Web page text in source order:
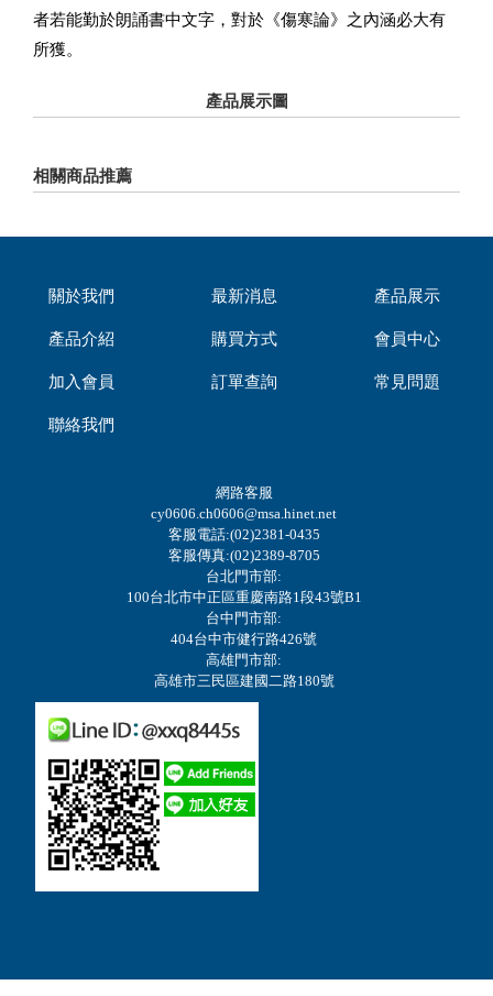
者若能勤於朗誦書中文字，對於《傷寒論》之內涵必大有
所獲。
產品展示圖
相關商品推薦
關於我們 最新消息 產品展示
產品介紹 購買方式 會員中心
加入會員 訂單查詢 常見問題
聯絡我們
網路客服
cy0606.ch0606@msa.hinet.net
客服電話:(02)2381-0435
客服傳真:(02)2389-8705
台北門市部:
100台北市中正區重慶南路1段43號B1
台中門市部:
404台中市健行路426號
高雄門市部:
高雄市三民區建國二路180號